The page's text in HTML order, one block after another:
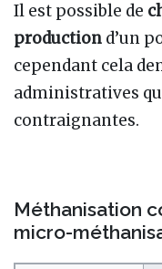
Il est possible de
production d’un
cependant cela
administratives
contraignantes.
Méthanisation
micro-